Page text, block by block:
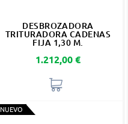
DESBROZADORA
TRITURADORA CADENAS
FIJA 1,30 M.
Precio
1.212,00 €
NUEVO